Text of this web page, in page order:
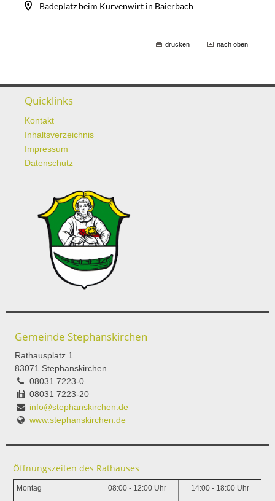
drucken nach oben
Quicklinks
Kontakt
Inhaltsverzeichnis
Impressum
Datenschutz
Gemeinde Stephanskirchen
Rathausplatz 1
83071 Stephanskirchen
08031 7223-0
08031 7223-20
info@stephanskirchen.de
www.stephanskirchen.de
Öffnungszeiten des Rathauses
Montag 08:00 - 12:00 Uhr 14:00 - 18:00 Uhr